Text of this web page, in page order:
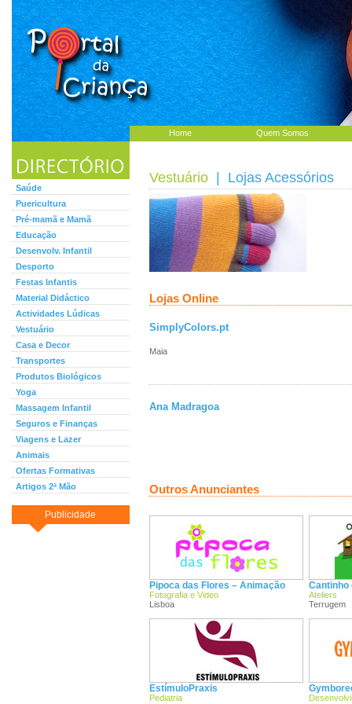
Home Quem Somos
Saúde
Puericultura
Pré-mamã e Mamã
Educação
Desenvolv. Infantil
Desporto
Festas Infantis
Material Didáctico
Actividades Lúdicas
Vestuário
Casa e Decor
Transportes
Produtos Biológicos
Yoga
Massagem Infantil
Seguros e Finanças
Viagens e Lazer
Animais
Ofertas Formativas
Artigos 2ª Mão
Publicidade
Vestuário | Lojas Acessórios
Lojas Online
SimplyColors.pt
Maia
Ana Madragoa
Outros Anunciantes
Pipoca das Flores – Animação
Fotografia e Video
Lisboa
Cantinho
Ateliers
Terrugem
EstímuloPraxis
Pediatria